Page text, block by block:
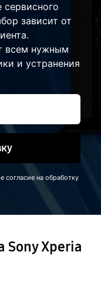
зависит от
всем нужным
и устранения
согласие на обработку
Sony Xperia